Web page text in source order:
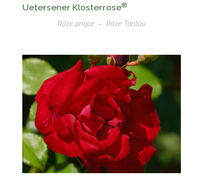
Uetersener Klosterrose®
Róże pnące Róże Tantau